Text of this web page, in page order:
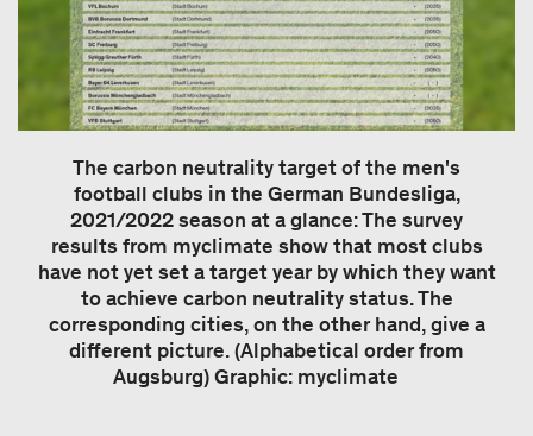
The carbon neutrality target of the men's
football clubs in the German Bundesliga,
2021/2022 season at a glance: The survey
results from myclimate show that most clubs
have not yet set a target year by which they want
to achieve carbon neutrality status. The
corresponding cities, on the other hand, give a
different picture. (Alphabetical order from
Augsburg) Graphic: myclimate